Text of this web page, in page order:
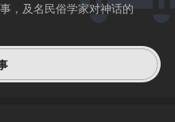
，及名民俗学家对神话的